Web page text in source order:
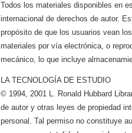
Todos los materiales disponibles en
internacional de derechos de autor.
propósito de que los usuarios vean
materiales por vía electrónica, o
mecánico, lo que incluye
LA TECNOLOGÍA DE ESTUDIO
© 1994, 2001 L. Ronald Hubbard
de autor y otras leyes de propiedad
personal. Tal permiso no constituye